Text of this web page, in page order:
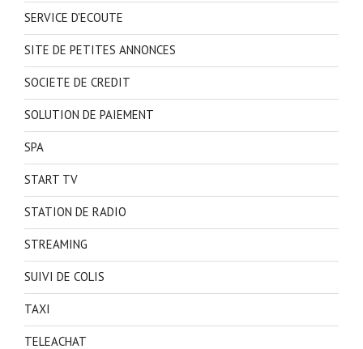
SERVICE D'ECOUTE
SITE DE PETITES ANNONCES
SOCIETE DE CREDIT
SOLUTION DE PAIEMENT
SPA
START TV
STATION DE RADIO
STREAMING
SUIVI DE COLIS
TAXI
TELEACHAT